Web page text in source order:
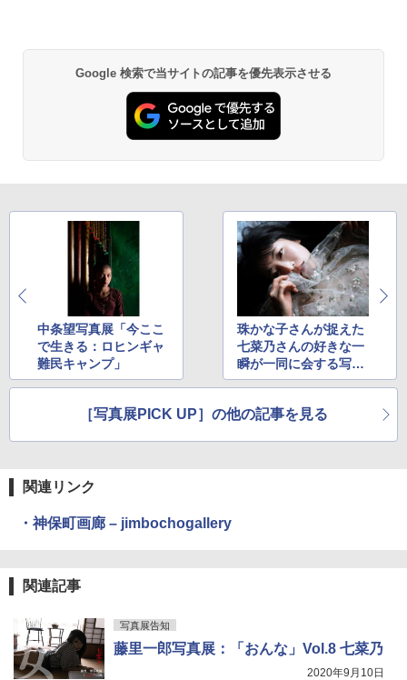
Google 検索で当サイトの記事を優先表示させる
中条望写真展「今ここ
で生きる：ロヒンギャ
難民キャンプ」
珠かな子さんが捉えた
七菜乃さんの好きな一
瞬が一同に会する写真
展「肌に降る七星」
［写真展PICK UP］の他の記事を見る
関連リンク
・神保町画廊 – jimbochogallery
関連記事
写真展告知
藤里一郎写真展：「おんな」Vol.8 七菜乃
2020年9月10日